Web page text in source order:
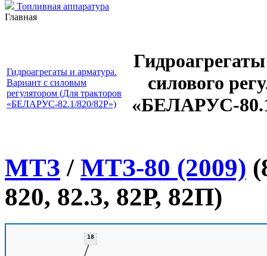
Топливная аппаратура
Главная
Гидроагрегаты и арматура.
Вариант с силовым
регулятором (Для тракторов
«БЕЛАРУС-82.1/820/82Р»)
силового
«БЕЛАРУС-
МТЗ / МТЗ-80 (2009)
820, 82.3, 82Р, 82П)
18